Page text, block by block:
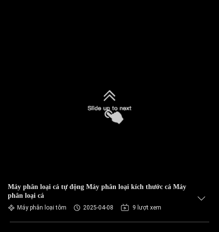
Máy phân loại cá tự động Máy phân loại kích thước cá Máy
phân loại cá
Máy phân loại tôm 2025-04-08 9 lượt xem